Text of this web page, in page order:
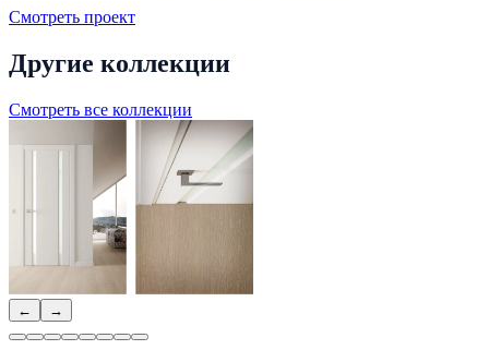
Смотреть проект
Другие коллекции
Смотреть все коллекции
← →